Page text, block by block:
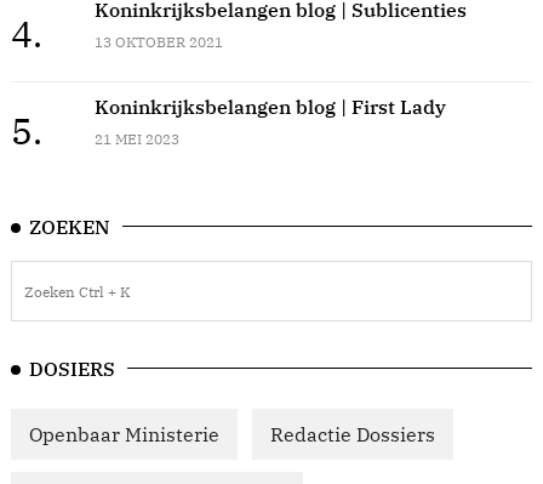
4.
Koninkrijksbelangen blog | Sublicenties
13 OKTOBER 2021
5.
Koninkrijksbelangen blog | First Lady
21 MEI 2023
ZOEKEN
DOSIERS
Openbaar Ministerie Redactie Dossiers